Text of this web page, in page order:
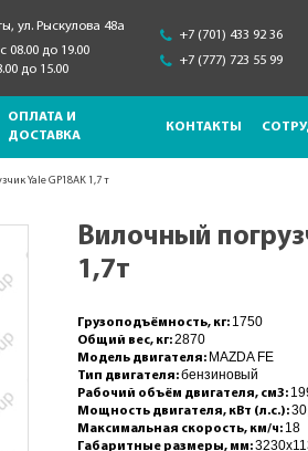
ул. Рыскулова 48a
08.00 до 19.00
до 15.00
+7 (701) 433 92 36
+7 (777) 723 55 99
ОПЛАТА И
ДОСТАВКА
КОНТАКТЫ
Yale GP18AK 1,7 т
Вилочный
1,7т
Грузоподъёмность, кг: 1750
Общий вес, кг:2870
Модель двигателя: MAZDA FE
Тип двигателя:бензиновый
Рабочий объём двигателя, см3:
Мощность двигателя, кВт (л.с.):
Максимальная скорость, км/ч: 18
Габаритные размеры, мм: